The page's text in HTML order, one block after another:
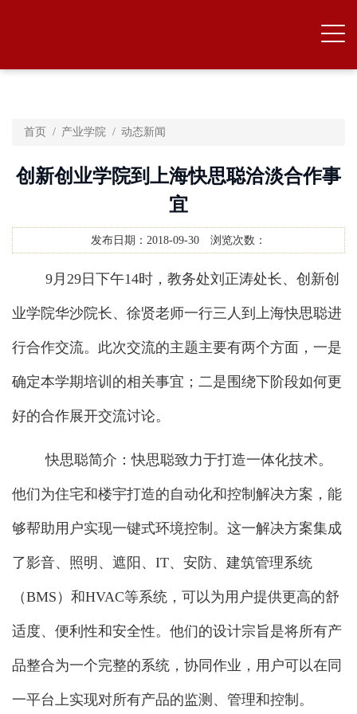
首页 产业学院 动态新闻
创新创业学院到上海快思聪洽淡合作事
宜
发布日期： 2018-09-30 浏览次数：
9月29日下午14时，教务处刘正涛处长、创新创
业学院华沙院长、徐贤老师一行三人到上海快思聪进
行合作交流。此次交流的主题主要有两个方面，一是
确定本学期培训的相关事宜；二是围绕下阶段如何更
好的合作展开交流讨论。
快思聪简介：快思聪致力于打造一体化技术。
他们为住宅和楼宇打造的自动化和控制解决方案，能
够帮助用户实现一键式环境控制。这一解决方案集成
了影音、照明、遮阳、IT、安防、建筑管理系统
（BMS）和HVAC等系统，可以为用户提供更高的舒
适度、便利性和安全性。他们的设计宗旨是将所有产
品整合为一个完整的系统，协同作业，用户可以在同
一平台上实现对所有产品的监测、管理和控制。